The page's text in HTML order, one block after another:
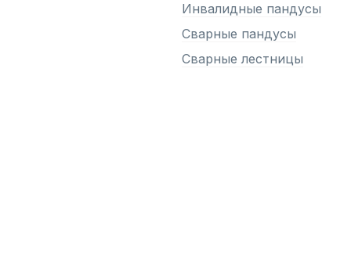
Инвалидные пандусы
Сварные пандусы
Сварные лестницы